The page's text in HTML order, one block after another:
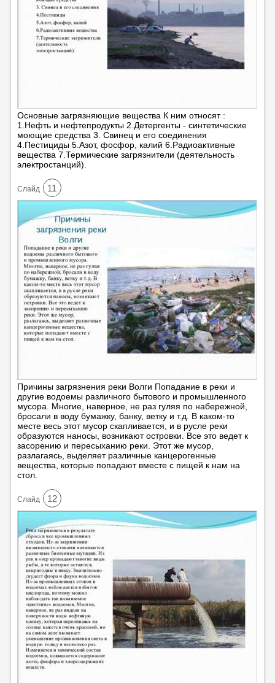
Основные загрязняющие вещества К ним относят :
1.Нефть и нефтепродукты 2.Детергенты - синтетические
моющие средства 3. Свинец и его соединения
4.Пестициды 5.Азот, фосфор, калий 6.Радиоактивные
вещества 7.Термические загрязнители (деятельность
электростанций).
Cлайд 11
Причины загрязнения реки Волги Попадание в реки и
другие водоемы различного бытового и промышленного
мусора. Многие, наверное, не раз гуляя по набережной,
бросали в воду бумажку, банку, ветку и т.д. В каком-то
месте весь этот мусор скапливается, и в русле реки
образуются наносы, возникают островки. Все это ведет к
засорению и пересыханию реки. Этот же мусор,
разлагаясь, выделяет различные канцерогенные
вещества, которые попадают вместе с пищей к нам на
стол.
Cлайд 12